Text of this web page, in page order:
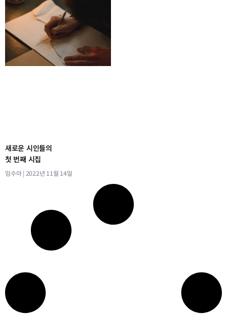
새로운 시인들의
첫 번째 시집
임수아 2022년 11월 14일